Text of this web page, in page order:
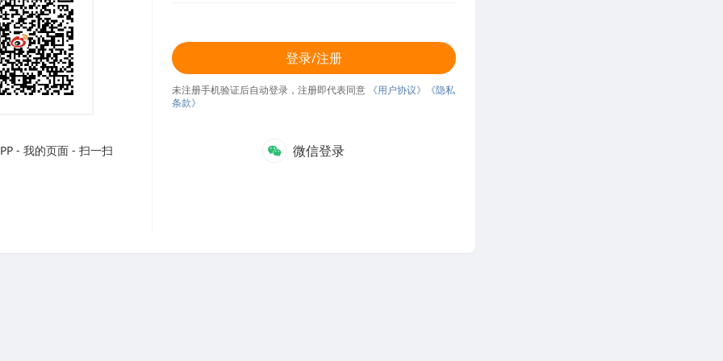
- 我的页面 - 扫一扫
登录/注册
未注册手机验证后自动登录，注册即代表同意 《用户协议》
《隐私
条款》
微信登录